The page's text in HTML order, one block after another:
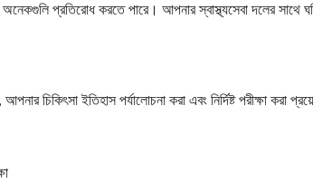
প্রতিরোধ করতে পারে। আপনার স্বাস্থ্যসেবা দলের
চিকিৎসা ইতিহাস পর্যালোচনা করা এবং নির্দিষ্ট পরীক্ষা